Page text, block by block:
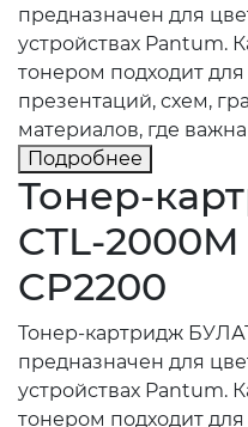
предназначен для
устройствах Pantum.
тонером подходит
презентаций, схем,
материалов, где
Подробнее
Тонер-
CTL-
CP2200
Тонер-картридж
предназначен для
устройствах Pantum.
тонером подходит